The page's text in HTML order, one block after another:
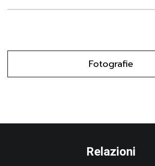
Fotografie
Relazioni